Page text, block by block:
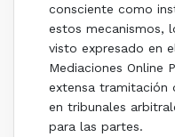
consciente como
estos mecanismos,
visto expresado en
Mediaciones Online
extensa tramitación
en tribunales
para las partes.